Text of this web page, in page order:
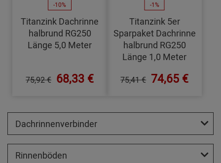
-10%
Titanzink Dachrinne
halbrund RG250
Länge 5,0 Meter
75,92 € 68,33 €
-1%
Titanzink 5er
Sparpaket Dachrinne
halbrund RG250
Länge 1,0 Meter
75,41 € 74,65 €
Dachrinnenverbinder
Rinnenböden